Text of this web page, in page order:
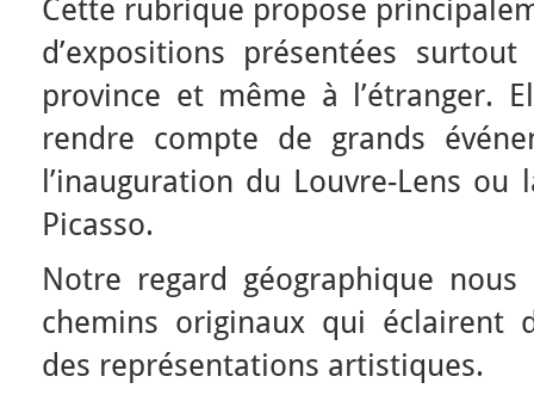
Cette rubrique propose
d’expositions présentées
province et même à l’étranger.
rendre compte de grands
l’inauguration du Louvre-Lens
Picasso.
Notre regard géographique
chemins originaux qui éclairent
des représentations artistiques.